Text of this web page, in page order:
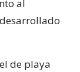
al
de playa